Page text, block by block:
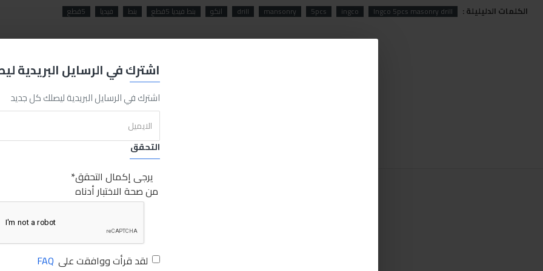
اشترك في الرسايل البريدية
اشترك في الرسايل البريدية ليصلك كل جديد
التحقق
يرجى إكمال التحقق
من صحة الاختبار أدناه
لقد قرأت ووافقت على FAQ
الكلمات الدليليلة : Ingco 5pcs masonry drill
ingco
5pcs
mansonry
drill انكو بنط فيديا 5قطع بنط فيديا 5قطع